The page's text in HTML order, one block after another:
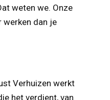
weten we. Onze
werken dan je
Verhuizen werkt
het verdient, van